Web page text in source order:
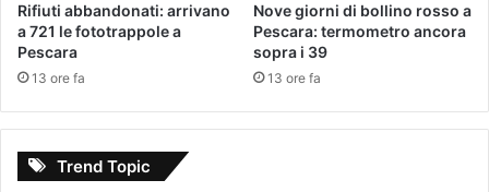
Rifiuti abbandonati: arrivano
a 721 le fototrappole a
Pescara
13 ore fa
Nove giorni di bollino rosso a
Pescara: termometro ancora
sopra i 39
13 ore fa
Trend Topic